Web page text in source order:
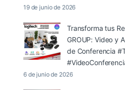
19 de junio de 2026
Transforma tus
GROUP: Video y
de Conferencia
6 de junio de 2026